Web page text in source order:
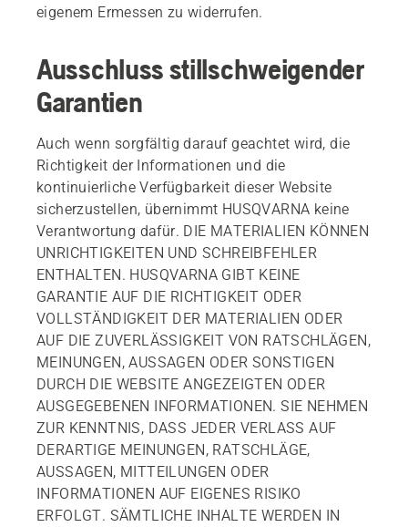
eigenem Ermessen zu widerrufen.
Ausschluss stillschweigender
Garantien
Auch wenn sorgfältig darauf geachtet wird, die
Richtigkeit der Informationen und die
kontinuierliche Verfügbarkeit dieser Website
sicherzustellen, übernimmt HUSQVARNA keine
Verantwortung dafür. DIE MATERIALIEN KÖNNEN
UNRICHTIGKEITEN UND SCHREIBFEHLER
ENTHALTEN. HUSQVARNA GIBT KEINE
GARANTIE AUF DIE RICHTIGKEIT ODER
VOLLSTÄNDIGKEIT DER MATERIALIEN ODER
AUF DIE ZUVERLÄSSIGKEIT VON RATSCHLÄGEN,
MEINUNGEN, AUSSAGEN ODER SONSTIGEN
DURCH DIE WEBSITE ANGEZEIGTEN ODER
AUSGEGEBENEN INFORMATIONEN. SIE NEHMEN
ZUR KENNTNIS, DASS JEDER VERLASS AUF
DERARTIGE MEINUNGEN, RATSCHLÄGE,
AUSSAGEN, MITTEILUNGEN ODER
INFORMATIONEN AUF EIGENES RISIKO
ERFOLGT. SÄMTLICHE INHALTE WERDEN IN